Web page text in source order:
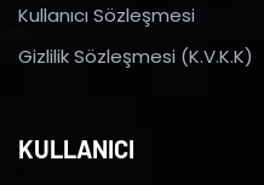
Kullanıcı Sözleşmesi
Gizlilik Sözleşmesi (K.V.K.K)
KULLANICI